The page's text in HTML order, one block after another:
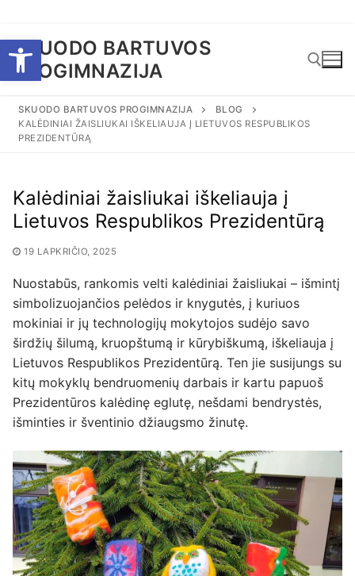
Open toolbar
prie
turinio
SKUODO BARTUVOS
PROGIMNAZIJA
Ieškoti:
SKUODO BARTUVOS PROGIMNAZIJA
BLOG
KALĖDINIAI ŽAISLIUKAI IŠKELIAUJA Į LIETUVOS RESPUBLIKOS
PREZIDENTŪRĄ
Kalėdiniai žaisliukai iškeliauja į
Lietuvos Respublikos Prezidentūrą
19 LAPKRIČIO, 2025
Nuostabūs, rankomis velti kalėdiniai žaisliukai – išmintį
simbolizuojančios pelėdos ir knygutės, į kuriuos
mokiniai ir jų technologijų mokytojos sudėjo savo
širdžių šilumą, kruopštumą ir kūrybiškumą, iškeliauja į
Lietuvos Respublikos Prezidentūrą. Ten jie susijungs su
kitų mokyklų bendruomenių darbais ir kartu papuoš
Prezidentūros kalėdinę eglutę, nešdami bendrystės,
išminties ir šventinio džiaugsmo žinutę.